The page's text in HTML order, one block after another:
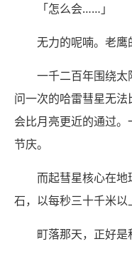
「怎么会……」
无力的呢喃。老鹰
一千二百年围绕
问一次的哈雷彗星无
会比月亮更近的通过
节庆。
而起彗星核心在
石，以每秒三十千米
町落那天，正好